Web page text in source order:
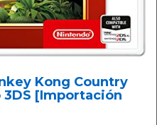
Kong Country
[Importación